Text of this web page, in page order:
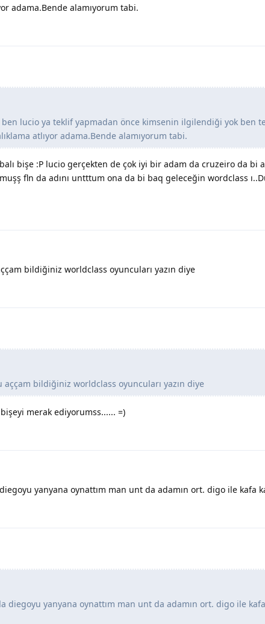
adama.Bende alamıyorum tabi.
lucio ya teklif yapmadan önce kimsenin ilgilendiği yok ben
atlıyor adama.Bende alamıyorum tabi.
bişe :P lucio gerçekten de çok iyi bir adam da cruzeiro da bi
fln da adını untttum ona da bi baq geleceğin wordclass
bildiğiniz worldclass oyuncuları yazın diye
bildiğiniz worldclass oyuncuları yazın diye
merak ediyorumss...... =)
yanyana oynattım man unt da adamın ort. digo ile kafa
diegoyu yanyana oynattım man unt da adamın ort. digo ile